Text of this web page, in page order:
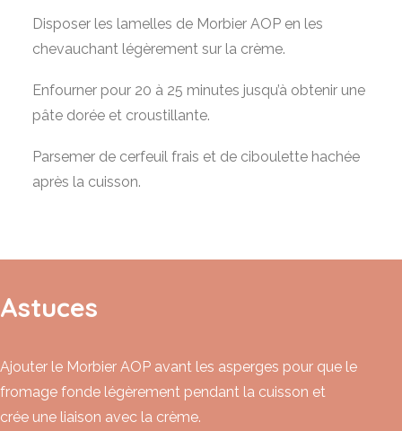
Disposer les lamelles de Morbier AOP en les
chevauchant légèrement sur la crème.
Enfourner pour 20 à 25 minutes jusqu’à obtenir une
pâte dorée et croustillante.
Parsemer de cerfeuil frais et de ciboulette hachée
après la cuisson.
Astuces
Ajouter le Morbier AOP avant les asperges pour que le
fromage fonde légèrement pendant la cuisson et
crée une liaison avec la crème.